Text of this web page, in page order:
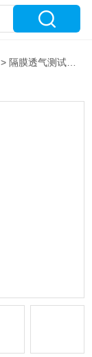
> 隔膜透气测试仪